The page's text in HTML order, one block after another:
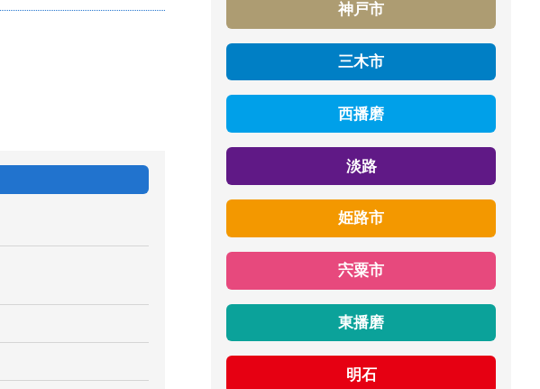
神戸市
三木市
西播磨
淡路
姫路市
宍粟市
東播磨
明石